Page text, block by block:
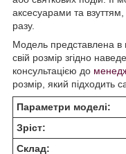
аксесуарами та
разу.
Модель представлена в
свій розмір згідно
консультацією до
розмір, який підходить
Параметри моделі:
Зріст:
Склад: